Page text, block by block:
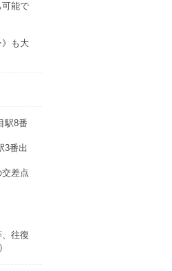
可能で
》も大
駅8番
出
差点
往復